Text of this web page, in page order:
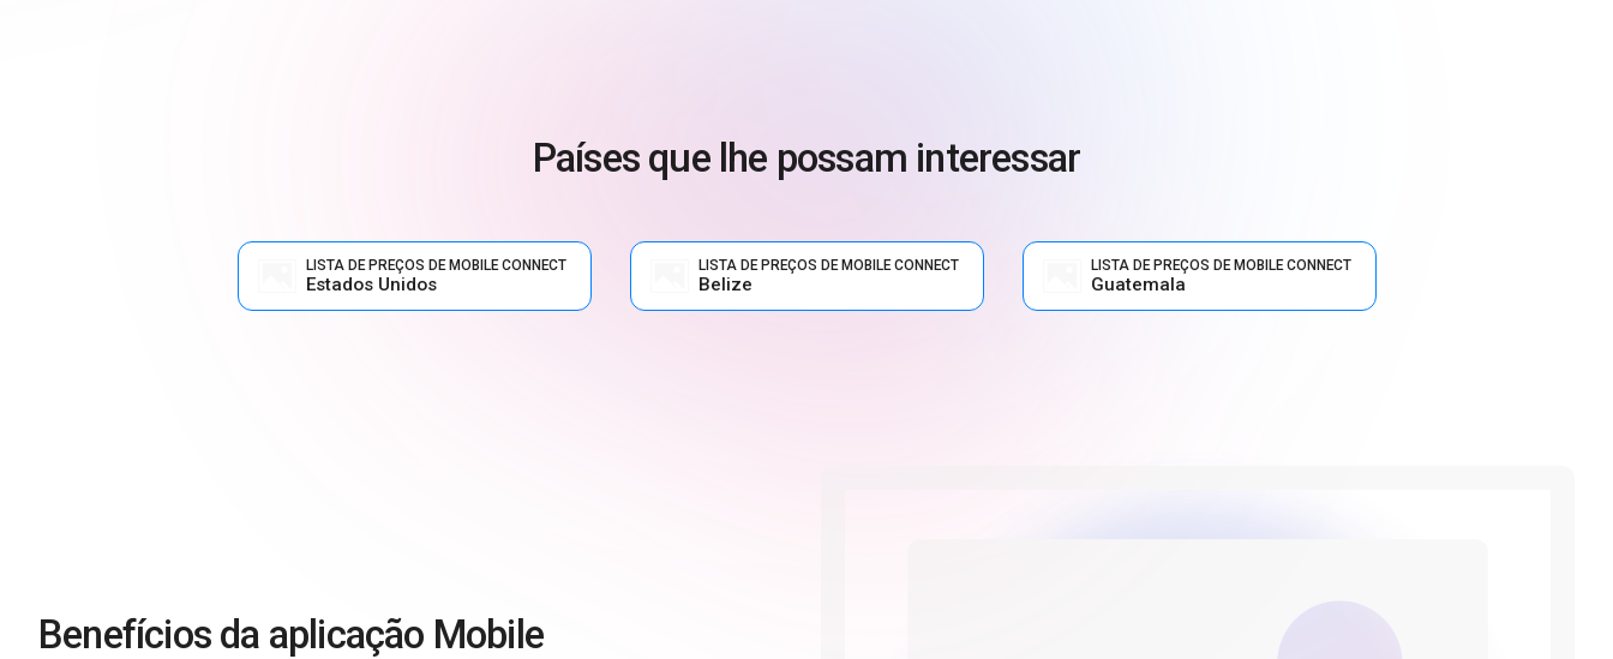
Países que lhe possam interessar
LISTA DE PREÇOS DE MOBILE CONNECT
Estados Unidos
LISTA DE PREÇOS DE MOBILE CONNECT
Belize
LISTA DE PREÇOS DE MOBILE CONNECT
Guatemala
Benefícios da aplicação Mobile